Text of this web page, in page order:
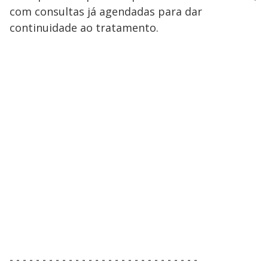
com consultas já agendadas para dar
continuidade ao tratamento.
- - - - - - - - - - - - - - - - - - - - - - - - - - - - -